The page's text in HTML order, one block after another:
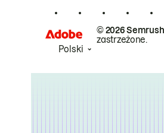
© 2026
zastrzeżone.
Polski